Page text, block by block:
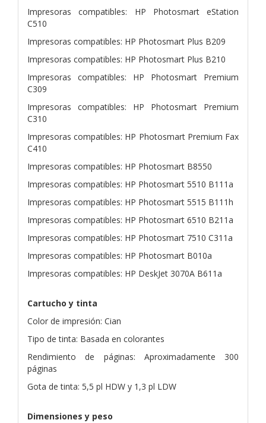
Impresoras compatibles: HP Photosmart eStation
C510
Impresoras compatibles: HP Photosmart Plus B209
Impresoras compatibles: HP Photosmart Plus B210
Impresoras compatibles: HP Photosmart Premium
C309
Impresoras compatibles: HP Photosmart Premium
C310
Impresoras compatibles: HP Photosmart Premium Fax
C410
Impresoras compatibles: HP Photosmart B8550
Impresoras compatibles: HP Photosmart 5510 B111a
Impresoras compatibles: HP Photosmart 5515 B111h
Impresoras compatibles: HP Photosmart 6510 B211a
Impresoras compatibles: HP Photosmart 7510 C311a
Impresoras compatibles: HP Photosmart B010a
Impresoras compatibles: HP DeskJet 3070A B611a
Cartucho y tinta
Color de impresión: Cian
Tipo de tinta: Basada en colorantes
Rendimiento de páginas: Aproximadamente 300
páginas
Gota de tinta: 5,5 pl HDW y 1,3 pl LDW
Dimensiones y peso